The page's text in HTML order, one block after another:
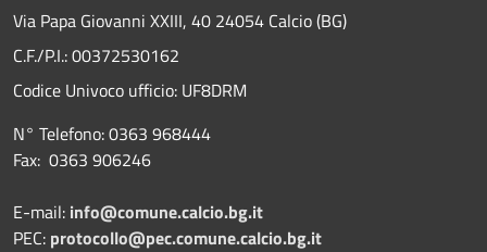
Via Papa Giovanni XXIII, 40 24054 Calcio (BG)
C.F./P.I.: 00372530162
Codice Univoco ufficio: UF8DRM
N° Telefono: 0363 968444
Fax: 0363 906246
E-mail: info@comune.calcio.bg.it
PEC: protocollo@pec.comune.calcio.bg.it